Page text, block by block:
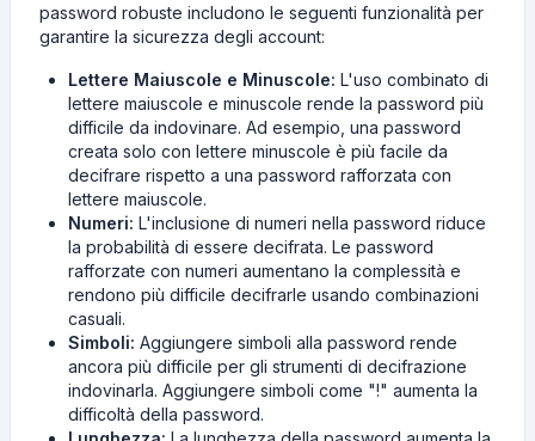
password robuste includono le seguenti funzionalità per
garantire la sicurezza degli account:
Lettere Maiuscole e Minuscole: L'uso combinato di
lettere maiuscole e minuscole rende la password più
difficile da indovinare. Ad esempio, una password
creata solo con lettere minuscole è più facile da
decifrare rispetto a una password rafforzata con
lettere maiuscole.
Numeri: L'inclusione di numeri nella password riduce
la probabilità di essere decifrata. Le password
rafforzate con numeri aumentano la complessità e
rendono più difficile decifrarle usando combinazioni
casuali.
Simboli: Aggiungere simboli alla password rende
ancora più difficile per gli strumenti di decifrazione
indovinarla. Aggiungere simboli come "!" aumenta la
difficoltà della password.